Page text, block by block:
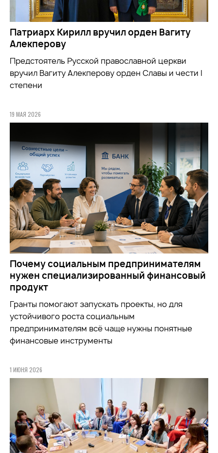
Патриарх Кирилл вручил орден Вагиту
Алекперову
Предстоятель Русской православной церкви
вручил Вагиту Алекперову орден Славы и чести I
степени
19 МАЯ 2026
Почему социальным предпринимателям
нужен специализированный финансовый
продукт
Гранты помогают запускать проекты, но для
устойчивого роста социальным
предпринимателям всё чаще нужны понятные
финансовые инструменты
1 ИЮНЯ 2026